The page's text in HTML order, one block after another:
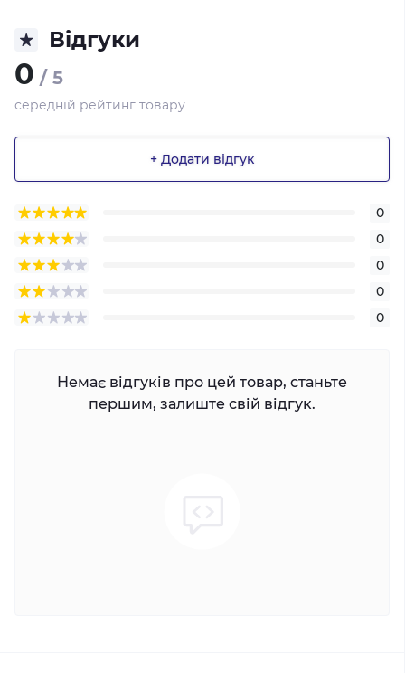
Відгуки
0 / 5
середній рейтинг товару
+ Додати відгук
0
0
0
0
0
Немає відгуків про цей товар, станьте
першим, залиште свій відгук.